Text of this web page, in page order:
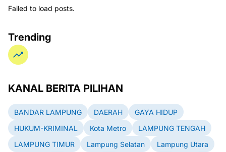
Failed to load posts.
Trending
KANAL BERITA PILIHAN
BANDAR LAMPUNG DAERAH
GAYA HIDUP
HUKUM-KRIMINAL
Kota Metro
LAMPUNG TENGAH
LAMPUNG TIMUR
Lampung Selatan
Lampung Utara